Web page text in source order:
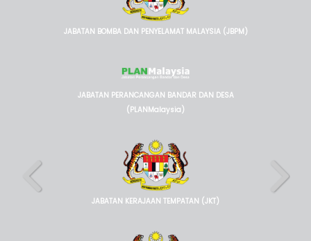
JABATAN BOMBA DAN PENYELAMAT MALAYSIA (JBPM)
JABATAN PERANCANGAN BANDAR DAN DESA
(PLANMalaysia)
JABATAN KERAJAAN TEMPATAN (JKT)